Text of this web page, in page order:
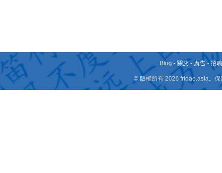
Blog - 關於 - 廣告 -招
© 版權所有 2026 fridae.asia。